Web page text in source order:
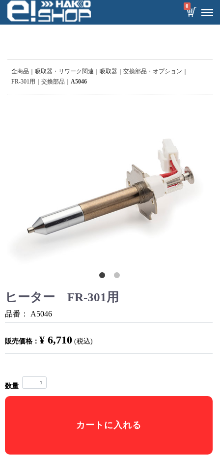
0
全商品 吸取器・リワーク関連 吸取器
交換部品・オプション
FR-301用
交換部品 A5046
ヒーター FR-301用
品番： A5046
販売価格： ¥ 6,710 (税込)
数量
カートに入れる